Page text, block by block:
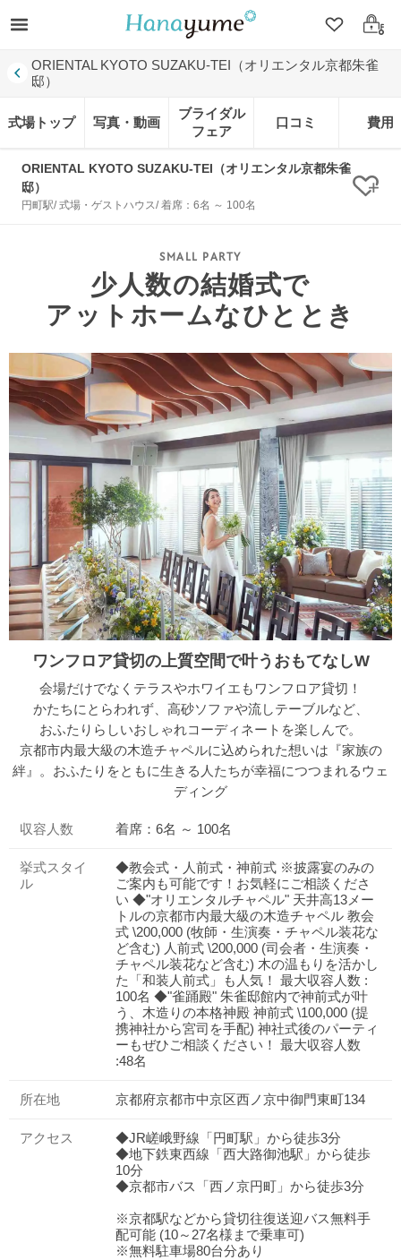
クリップ
ログ
ORIENTAL KYOTO SUZAKU-TEI（オリエンタル京都朱雀
邸）
式場トップ 写真・動画
ブライダル
フェア
口コミ 費用
ORIENTAL KYOTO SUZAKU-TEI（オリエンタル京都朱雀
邸）
円町駅/ 式場・ゲストハウス/ 着席：6名 ～ 100名 ク
少人数の結婚式で
アットホームなひととき
ワンフロア貸切の上質空間で叶うおもてなしW
会場だけでなくテラスやホワイエもワンフロア貸切！
かたちにとらわれず、高砂ソファや流しテーブルなど、
おふたりらしいおしゃれコーディネートを楽しんで。
京都市内最大級の木造チャペルに込められた想いは『家族の
絆』。おふたりをともに生きる人たちが幸福につつまれるウェ
ディング
収容人数 着席：6名 ～ 100名
挙式スタイ
ル
◆教会式・人前式・神前式 ※披露宴のみの
ご案内も可能です！お気軽にご相談くださ
い ◆"オリエンタルチャペル" 天井高13メー
トルの京都市内最大級の木造チャペル 教会
式 \200,000 (牧師・生演奏・チャペル装花な
ど含む) 人前式 \200,000 (司会者・生演奏・
チャペル装花など含む) 木の温もりを活かし
た「和装人前式」も人気！ 最大収容人数 :
100名 ◆"雀踊殿" 朱雀邸館内で神前式が叶
う、木造りの本格神殿 神前式 \100,000 (提
携神社から宮司を手配) 神社式後のパーティ
ーもぜひご相談ください！ 最大収容人数
:48名
所在地 京都府京都市中京区西ノ京中御門東町134
アクセス
◆JR嵯峨野線「円町駅」から徒歩3分
◆地下鉄東西線「西大路御池駅」から徒歩
10分
◆京都市バス「西ノ京円町」から徒歩3分
※京都駅などから貸切往復送迎バス無料手
配可能 (10～27名様まで乗車可)
※無料駐車場80台分あり